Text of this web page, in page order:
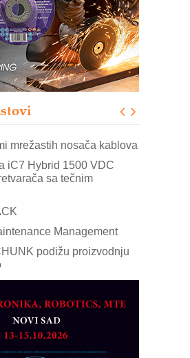
na prvom mestu!
- više od 40 godina
industriji
ADVANCED INDICATOR
signalizacija za efikasnije
mašinama
Apex V PLUS: Nova
mrežastih nosača kablova
iC7 Hybrid 1500 VDC
sa tečnim
Management
podižu proizvodnju
i mašine za savremena
d.o.o.- vaš pouzdan